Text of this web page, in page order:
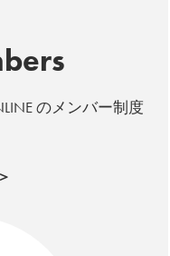
のメンバー制度